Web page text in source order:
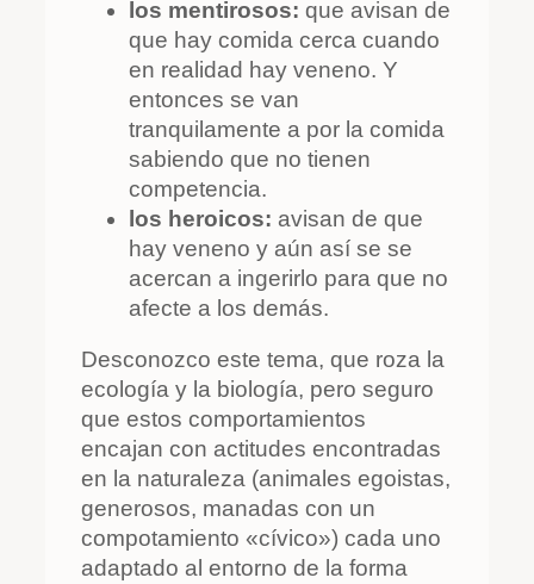
los mentirosos: que avisan de
que hay comida cerca cuando
en realidad hay veneno. Y
entonces se van
tranquilamente a por la comida
sabiendo que no tienen
competencia.
los heroicos: avisan de que
hay veneno y aún así se se
acercan a ingerirlo para que no
afecte a los demás.
Desconozco este tema, que roza la
ecología y la biología, pero seguro
que estos comportamientos
encajan con actitudes encontradas
en la naturaleza (animales egoistas,
generosos, manadas con un
compotamiento «cívico») cada uno
adaptado al entorno de la forma